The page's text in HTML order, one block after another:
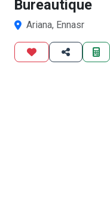
Bureautique
Ariana, Ennasr